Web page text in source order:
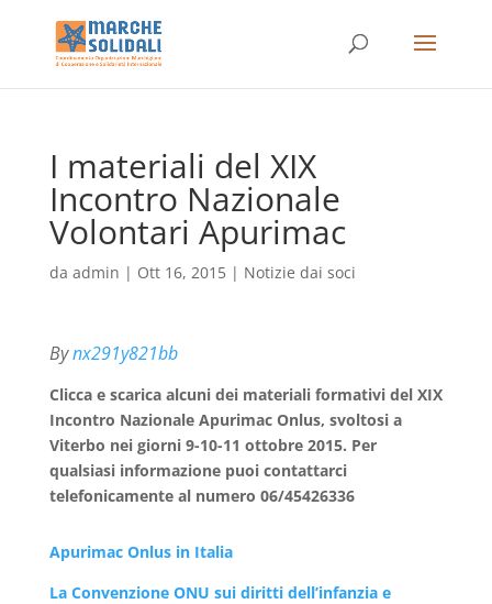
I materiali del XIX
Incontro Nazionale
Volontari Apurimac
da admin | Ott 16, 2015| Notizie dai soci
Bynx291y821bb
Clicca e scarica alcuni dei materiali formativi del XIX
Incontro Nazionale Apurimac Onlus, svoltosi a
Viterbo nei giorni 9-10-11 ottobre 2015. Per
qualsiasi informazione puoi contattarci
telefonicamente al numero 06/45426336
Apurimac Onlus in Italia
La Convenzione ONU sui diritti dell’infanzia e